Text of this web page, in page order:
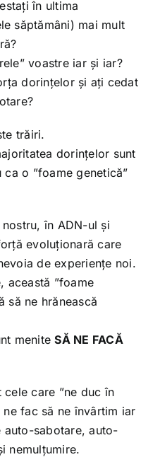
naturale
în ultima
săptămâni) mai mult
voastre iar și iar?
dorințelor și ați cedat
trăiri.
dorințelor sunt
o ”foame genetică”
în ADN-ul și
evoluționară care
de experiențe noi.
această ”foame
să ne hrănească
meniteSĂ NE FACĂ
cele care ”ne duc în
fac să ne învârtim iar
auto-sabotare, auto-
nemulțumire.